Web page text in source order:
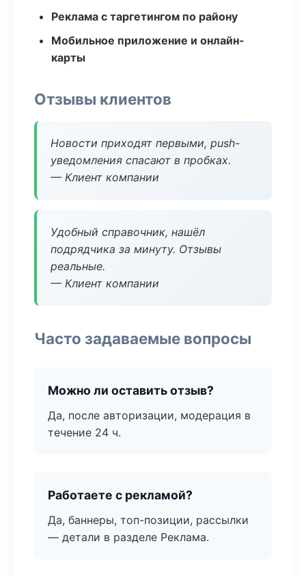
Реклама с таргетингом по району
Мобильное приложение и онлайн-
карты
Отзывы клиентов
Новости приходят первыми, push-
уведомления спасают в пробках.
— Клиент компании
Удобный справочник, нашёл
подрядчика за минуту. Отзывы
реальные.
— Клиент компании
Часто задаваемые вопросы
Можно ли оставить отзыв?
Да, после авторизации, модерация в
течение 24 ч.
Работаете с рекламой?
Да, баннеры, топ-позиции, рассылки
— детали в разделе Реклама.